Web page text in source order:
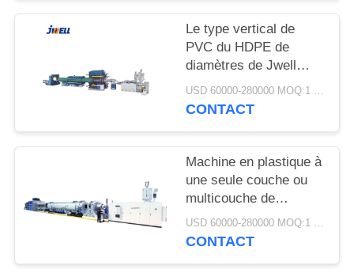
Le type vertical de
PVC du HDPE de
diamètres de Jwell
200-1200mm/pp a
nervuré la machine de
USD 60000-280000 MOQ:1 jeu
CONTACT
Machine en plastique à
une seule couche ou
multicouche de
machine d'extrusion de
tuyau de PE de grand
USD 60000-280000 MOQ:1 jeu
CONTACT